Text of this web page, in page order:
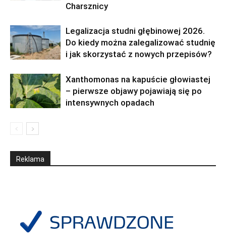
Charsznicy
Legalizacja studni głębinowej 2026.
Do kiedy można zalegalizować studnię
i jak skorzystać z nowych przepisów?
Xanthomonas na kapuście głowiastej
– pierwsze objawy pojawiają się po
intensywnych opadach
Reklama